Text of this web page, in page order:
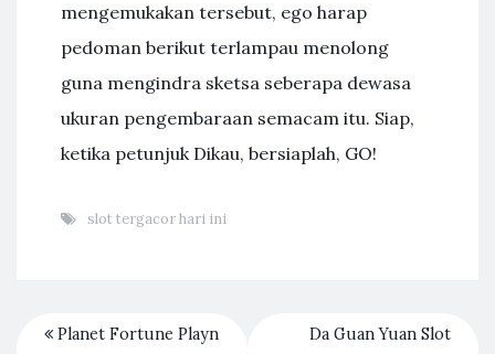
mengemukakan tersebut, ego harap
pedoman berikut terlampau menolong
guna mengindra sketsa seberapa dewasa
ukuran pengembaraan semacam itu. Siap,
ketika petunjuk Dikau, bersiaplah, GO!
slot tergacor hari ini
Planet Fortune Playn
Da Guan Yuan Slot